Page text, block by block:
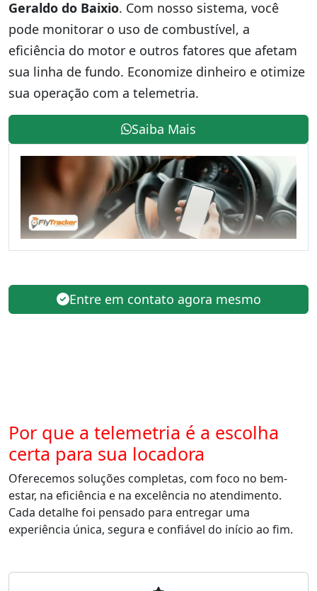
Geraldo do Baixio. Com nosso sistema, você
pode monitorar o uso de combustível, a
eficiência do motor e outros fatores que afetam
sua linha de fundo. Economize dinheiro e otimize
sua operação com a telemetria.
Saiba Mais
Entre em contato agora mesmo
Por que a telemetria é a escolha
certa para sua locadora
Oferecemos soluções completas, com foco no bem-
estar, na eficiência e na excelência no atendimento.
Cada detalhe foi pensado para entregar uma
experiência única, segura e confiável do início ao fim.